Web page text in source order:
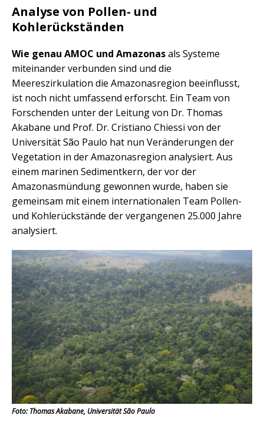
Analyse von Pollen- und
Kohlerückständen
Wie genau AMOC und Amazonasals Systeme
miteinander verbunden sind und die
Meereszirkulation die Amazonasregion beeinflusst,
ist noch nicht umfassend erforscht. Ein Team von
Forschenden unter der Leitung von Dr. Thomas
Akabane und Prof. Dr. Cristiano Chiessi von der
Universität São Paulo hat nun Veränderungen der
Vegetation in der Amazonasregion analysiert. Aus
einem marinen Sedimentkern, der vor der
Amazonasmündung gewonnen wurde, haben sie
gemeinsam mit einem internationalen Team Pollen-
und Kohlerückstände der vergangenen 25.000 Jahre
analysiert.
Foto: Thomas Akabane, Universität São Paulo